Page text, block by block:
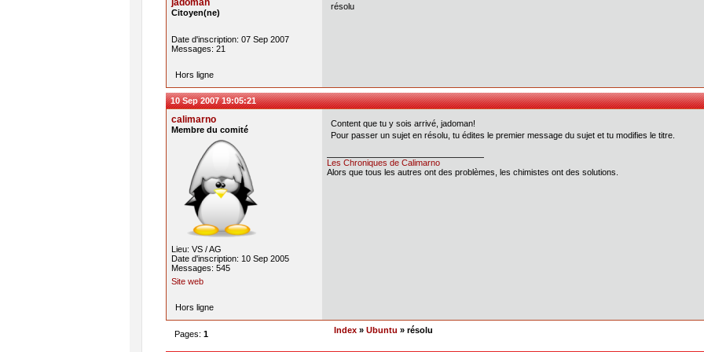
jadoman
Citoyen(ne)
Date d'inscription: 07 Sep 2007
Messages: 21
résolu
Hors ligne
10 Sep 2007 19:05:21
calimarno
Membre du comité
Lieu: VS / AG
Date d'inscription: 10 Sep 2005
Messages: 545
Site web
Content que tu y sois arrivé, jadoman!
Pour passer un sujet en résolu, tu édites le premier message du sujet et tu modifies le titre.
Les Chroniques de Calimarno
Alors que tous les autres ont des problèmes, les chimistes ont des solutions.
Hors ligne
Pages: 1 Index » Ubuntu » résolu